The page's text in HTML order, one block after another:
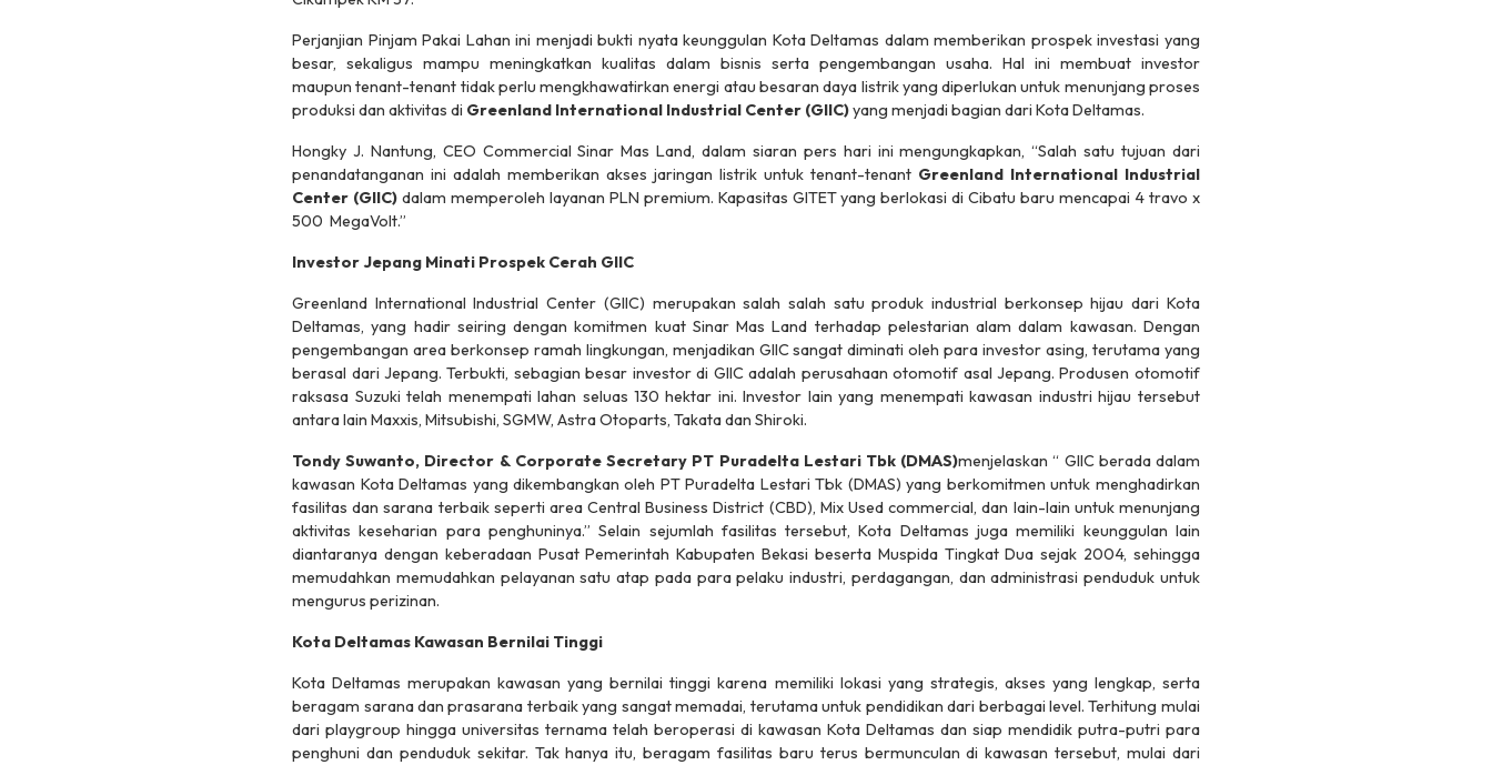
Perjanjian Pinjam Pakai Lahan ini menjadi bukti nyata keunggulan Kota Deltamas dalam memberikan prospek investasi yang
besar, sekaligus mampu meningkatkan kualitas dalam bisnis serta pengembangan usaha. Hal ini membuat investor
maupuntenant-tenant tidak perlu mengkhawatirkan energi atau besaran daya listrik yang diperlukan untuk menunjang proses
produksi dan aktivitas di Greenland International Industrial Center (GIIC)yang menjadi bagian dari Kota Deltamas.
Hongky J. Nantung, CEO Commercial Sinar Mas Land, dalam siaran pers hari ini mengungkapkan, “Salah satu tujuan dari
penandatanganan ini adalah memberikan akses jaringan listrik untuk tenant-tenant Greenland International Industrial
Center (GIIC)dalam memperoleh layanan PLN premium. Kapasitas GITET yang berlokasi di Cibatu baru mencapai 4 travo x
500 MegaVolt.”
Investor Jepang Minati Prospek Cerah GIIC
Greenland International Industrial Center (GIIC) merupakan salah salah satu produk industrial berkonsep hijau dari Kota
Deltamas, yang hadir seiring dengan komitmen kuat Sinar Mas Land terhadap pelestarian alam dalam kawasan. Dengan
pengembangan area berkonsep ramah lingkungan, menjadikan GIIC sangat diminati oleh para investor asing, terutama yang
berasal dari Jepang. Terbukti, sebagian besar investor di GIIC adalah perusahaan otomotif asal Jepang. Produsen otomotif
raksasa Suzuki telah menempati lahan seluas 130 hektar ini. Investor lain yang menempati kawasan industri hijau tersebut
antara lain Maxxis, Mitsubishi, SGMW, Astra Otoparts, Takata dan Shiroki.
Tondy Suwanto, Director & Corporate Secretary PT Puradelta Lestari Tbk (DMAS)menjelaskan “ GIIC berada dalam
kawasan Kota Deltamas yang dikembangkan oleh PT Puradelta Lestari Tbk (DMAS) yang berkomitmen untuk menghadirkan
fasilitas dan sarana terbaik seperti areaCentral Business District (CBD), Mix Used commercial, dan lain-lain untuk menunjang
aktivitas keseharian para penghuninya.” Selain sejumlah fasilitas tersebut, Kota Deltamas juga memiliki keunggulan lain
diantaranya dengan keberadaan Pusat Pemerintah Kabupaten Bekasi beserta Muspida Tingkat Dua sejak 2004, sehingga
memudahkan memudahkan pelayanan satu atap pada para pelaku industri, perdagangan, dan administrasi penduduk untuk
mengurus perizinan.
Kota Deltamas Kawasan Bernilai Tinggi
Kota Deltamas merupakan kawasan yang bernilai tinggi karena memiliki lokasi yang strategis, akses yang lengkap, serta
beragam sarana dan prasarana terbaik yang sangat memadai, terutama untuk pendidikan dari berbagai level. Terhitung mulai
dariplaygrouphingga universitas ternama telah beroperasi di kawasan Kota Deltamas dan siap mendidik putra-putri para
penghuni dan penduduk sekitar. Tak hanya itu, beragam fasilitas baru terus bermunculan di kawasan tersebut, mulai dari